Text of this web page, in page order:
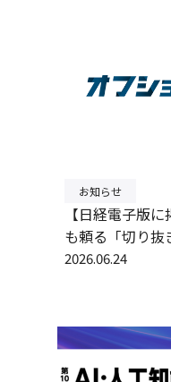
お知らせ
【日経電子版
も頼る「切り
AIで制作時間8割
2026.06.24